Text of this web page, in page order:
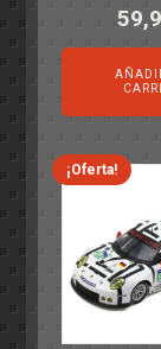
El
era:
¡Oferta!